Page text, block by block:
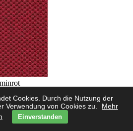
Cookies. Durch die Nutzung der
Verwendung von Cookies zu.
Mehr
Einverstanden